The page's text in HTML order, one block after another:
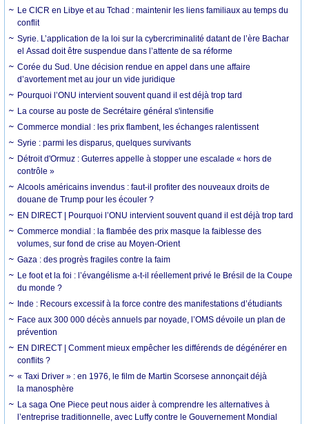
Le CICR en Libye et au Tchad : maintenir les liens familiaux au temps du
conflit
Syrie. L’application de la loi sur la cybercriminalité datant de l’ère Bachar
el Assad doit être suspendue dans l’attente de sa réforme
Corée du Sud. Une décision rendue en appel dans une affaire
d’avortement met au jour un vide juridique
Pourquoi l’ONU intervient souvent quand il est déjà trop tard
La course au poste de Secrétaire général s'intensifie
Commerce mondial : les prix flambent, les échanges ralentissent
Syrie : parmi les disparus, quelques survivants
Détroit d'Ormuz : Guterres appelle à stopper une escalade « hors de
contrôle »
Alcools américains invendus : faut-il profiter des nouveaux droits de
douane de Trump pour les écouler ?
EN DIRECT | Pourquoi l’ONU intervient souvent quand il est déjà trop tard
Commerce mondial : la flambée des prix masque la faiblesse des
volumes, sur fond de crise au Moyen-Orient
Gaza : des progrès fragiles contre la faim
Le foot et la foi : l’évangélisme a-t-il réellement privé le Brésil de la Coupe
du monde ?
Inde : Recours excessif à la force contre des manifestations d’étudiants
Face aux 300 000 décès annuels par noyade, l’OMS dévoile un plan de
prévention
EN DIRECT | Comment mieux empêcher les différends de dégénérer en
conflits ?
« Taxi Driver » : en 1976, le film de Martin Scorsese annonçait déjà
la manosphère
La saga One Piece peut nous aider à comprendre les alternatives à
l’entreprise traditionnelle, avec Luffy contre le Gouvernement Mondial